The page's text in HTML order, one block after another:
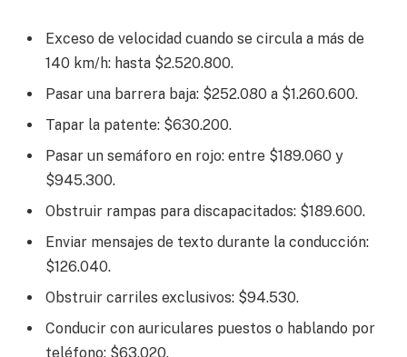
Exceso de velocidad cuando se circula a más de
140 km/h: hasta $2.520.800.
Pasar una barrera baja: $252.080 a $1.260.600.
Tapar la patente: $630.200.
Pasar un semáforo en rojo: entre $189.060 y
$945.300.
Obstruir rampas para discapacitados: $189.600.
Enviar mensajes de texto durante la conducción:
$126.040.
Obstruir carriles exclusivos: $94.530.
Conducir con auriculares puestos o hablando por
teléfono: $63.020.